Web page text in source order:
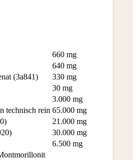
660 mg
640 mg
(3a841)
330 mg
30 mg
3.000 mg
technisch rein 65.000 mg
21.000 mg
30.000 mg
6.500 mg